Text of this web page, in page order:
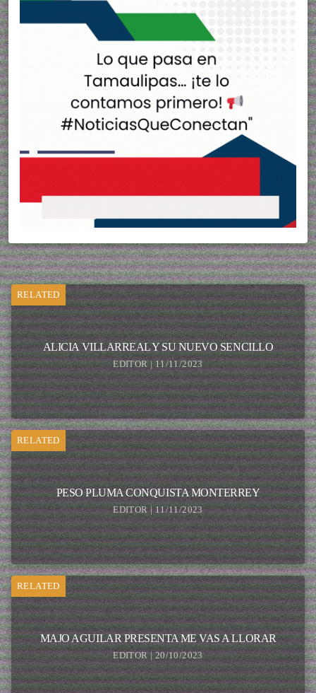
RELATED
ALICIA VILLARREAL Y SU NUEVO SENCILLO
EDITOR | 11/11/2023
RELATED
PESO PLUMA CONQUISTA MONTERREY
EDITOR | 11/11/2023
RELATED
MAJO AGUILAR PRESENTA ME VAS A LLORAR
EDITOR | 20/10/2023